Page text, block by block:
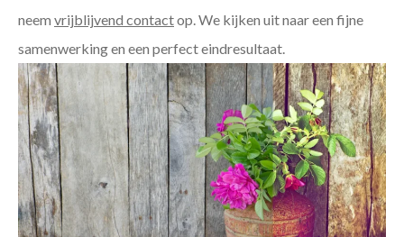
neem vrijblijvend contactop. We kijken uit naar een fijne
samenwerking en een perfect eindresultaat.